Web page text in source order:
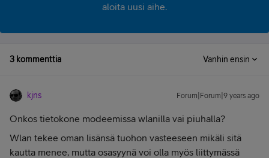
aloita uusi aihe.
3 kommenttia Vanhin ensin
kjns Forum|Forum|9 years ago
Onkos tietokone modeemissa wlanilla vai piuhalla?
Wlan tekee oman lisänsä tuohon vasteeseen mikäli sitä
kautta menee, mutta osasyynä voi olla myös liittymässä